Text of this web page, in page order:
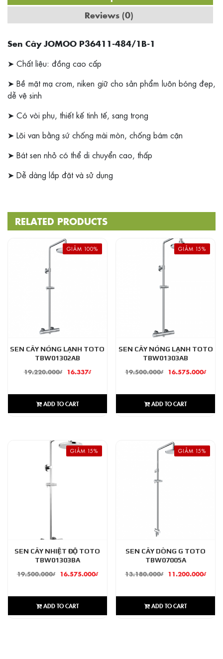
Reviews (0)
Sen Cây JOMOO P36411-484/1B-1
➤ Chất liệu: đồng cao cấp
➤ Bề mặt mạ crom, niken giữ cho sản phẩm luôn bóng đẹp,
dễ vệ sinh
➤ Có vòi phụ, thiết kế tinh tế, sang trọng
➤ Lõi van bằng sứ chống mài mòn, chống bám cặn
➤ Bát sen nhỏ có thể di chuyển cao, thấp
➤ Dễ dàng lắp đặt và sử dụng
RELATED PRODUCTS
GIẢM 100%
SEN CÂY NÓNG LẠNH TOTO
TBW01302AB
19.220.000₫ 16.337₫
ADD TO CART
GIẢM 15%
SEN CÂY NÓNG LẠNH TOTO
TBW01303AB
19.500.000₫ 16.575.000₫
ADD TO CART
GIẢM 15%
SEN CÂY NHIỆT ĐỘ TOTO
TBW01303BA
19.500.000₫ 16.575.000₫
ADD TO CART
GIẢM 15%
SEN CÂY DÒNG G TOTO
TBW07005A
13.180.000₫ 11.200.000₫
ADD TO CART